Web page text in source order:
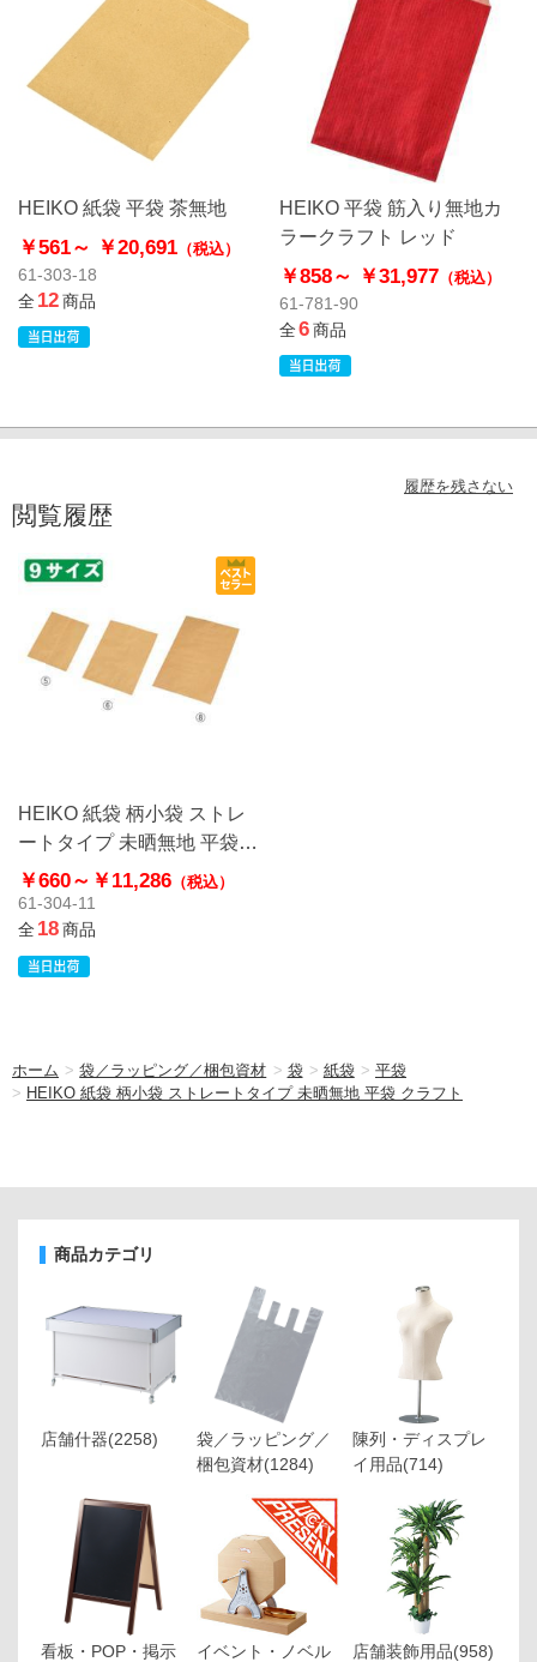
HEIKO 紙袋 平袋 茶無地
￥561～ ￥20,691 （税込）
61-303-18
全12商品
HEIKO 平袋 筋入り無地カ
ラークラフト レッド
￥858～ ￥31,977（税込）
61-781-90
全6商品
履歴を残さない
閲覧履歴
HEIKO 紙袋 柄小袋 ストレ
ートタイプ 未晒無地 平袋
クラフト
￥660～ ￥11,286 （税込）
61-304-11
全18商品
ホーム >袋／ラッピング／梱包資材 > 袋 > 紙袋 > 平袋
> HEIKO 紙袋 柄小袋 ストレートタイプ 未晒無地 平袋 クラフト
商品カテゴリ
店舗什器(2258)
袋／ラッピング／
梱包資材(1284)
陳列・ディスプレ
イ用品(714)
看板・POP・掲示
イベント・ノベル
店舗装飾用品(958)